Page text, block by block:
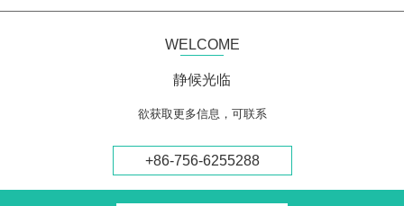
WELCOME
静候光临
欲获取更多信息，可联系
+86-756-6255288